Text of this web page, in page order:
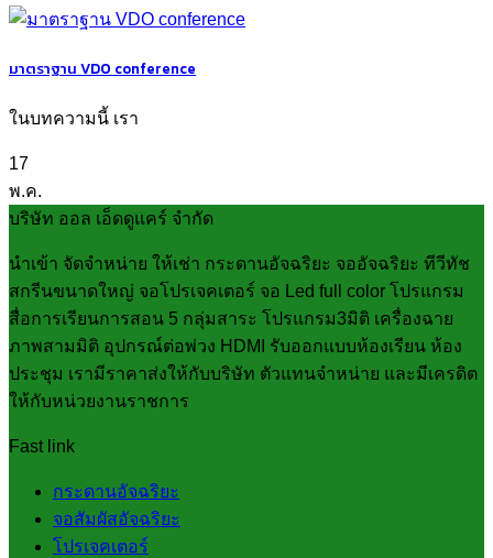
มาตราฐาน VDO conference
ในบทความนี้ เรา
17
พ.ค.
บริษัท ออล เอ็ดดูแคร์ จำกัด
นำเข้า จัดจำหน่าย ให้เช่า กระดานอัจฉริยะ จออัจฉริยะ ทีวีทัช
สกรีนขนาดใหญ่ จอโปรเจคเตอร์ จอ Led full color โปรแกรม
สื่อการเรียนการสอน 5 กลุ่มสาระ โปรแกรม3มิติ เครื่องฉาย
ภาพสามมิติ อุปกรณ์ต่อพ่วง HDMI รับออกแบบห้องเรียน ห้อง
ประชุม เรามีราคาส่งให้กับบริษัท ตัวแทนจำหน่าย และมีเครดิต
ให้กับหน่วยงานราชการ
Fast link
กระดานอัจฉริยะ
จอสัมผัสอัจฉริยะ
โปรเจคเตอร์